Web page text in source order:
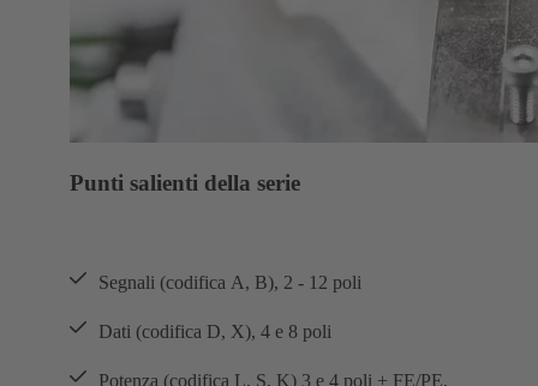
Punti salienti della serie
Segnali (codifica A, B), 2 - 12 poli
Dati (codifica D, X), 4 e 8 poli
Potenza (codifica L, S, K) 3 e 4 poli + FE/PE,